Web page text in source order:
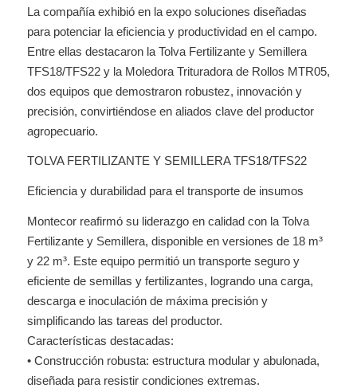
La compañía exhibió en la expo soluciones diseñadas
para potenciar la eficiencia y productividad en el campo.
Entre ellas destacaron la Tolva Fertilizante y Semillera
TFS18/TFS22 y la Moledora Trituradora de Rollos MTR05,
dos equipos que demostraron robustez, innovación y
precisión, convirtiéndose en aliados clave del productor
agropecuario.
TOLVA FERTILIZANTE Y SEMILLERA TFS18/TFS22
Eficiencia y durabilidad para el transporte de insumos
Montecor reafirmó su liderazgo en calidad con la Tolva
Fertilizante y Semillera, disponible en versiones de 18 m³
y 22 m³. Este equipo permitió un transporte seguro y
eficiente de semillas y fertilizantes, logrando una carga,
descarga e inoculación de máxima precisión y
simplificando las tareas del productor.
Características destacadas:
• Construcción robusta: estructura modular y abulonada,
diseñada para resistir condiciones extremas.